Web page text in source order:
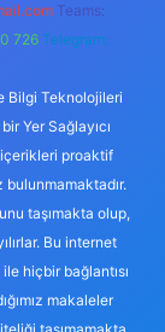
Teams:
726 Telegram:
Bilgi Teknolojileri
Yer Sağlayıcı
proaktif
taşımakta olup,
Bu internet
hiçbir bağlantısı
makaleler